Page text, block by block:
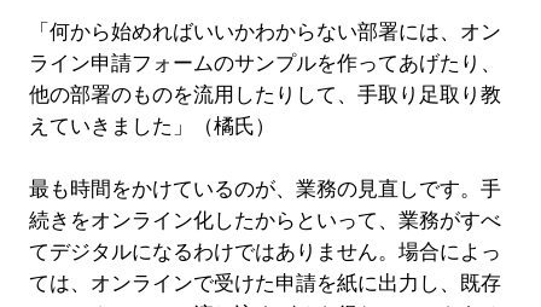
「何から始めればいいかわからない部署には、オン
ライン申請フォームのサンプルを作ってあげたり、
他の部署のものを流用したりして、手取り足取り教
えていきました」（橘氏）
最も時間をかけているのが、業務の見直しです。手
続きをオンライン化したからといって、業務がすべ
てデジタルになるわけではありません。場合によっ
ては、オンラインで受けた申請を紙に出力し、既存